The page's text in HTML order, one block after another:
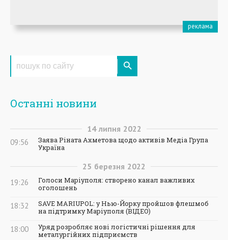
Останні новини
14 липня 2022
09:56
Заява Ріната Ахметова щодо активів Медіа Група
Україна
25 березня 2022
19:26
Голоси Маріуполя: створено канал важливих
оголошень
18:32
SAVE MARIUPOL: у Нью-Йорку пройшов флешмоб
на підтримку Маріуполя (ВІДЕО)
18:00
Уряд розробляє нові логістичні рішення для
металургійних підприємств